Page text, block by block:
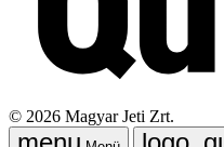
© 2026 Magyar Jeti Zrt.